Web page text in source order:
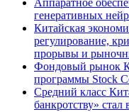
Аппаратное
генеративных
Китайская
регулирование,
прорывы и
Фондовый рынок
программы Stock
Средний класс
банкротству»